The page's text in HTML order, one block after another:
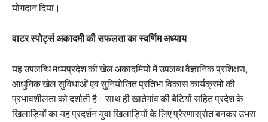
योगदान दिया।
वाटर स्पोर्ट्स अकादमी की सफलता का स्वर्णिम अध्याय
यह उपलब्धि मध्यप्रदेश की खेल अकादमियों में उपलब्ध वैज्ञानिक प्रशिक्षण,
आधुनिक खेल सुविधाओं एवं सुनियोजित प्रतिभा विकास कार्यक्रमों की
प्रभावशीलता को दर्शाती है। साथ ही खातेगांव की बेटियों सहित प्रदेश के
खिलाड़ियों का यह प्रदर्शन युवा खिलाड़ियों के लिए प्रेरणास्रोत बनकर उभरा